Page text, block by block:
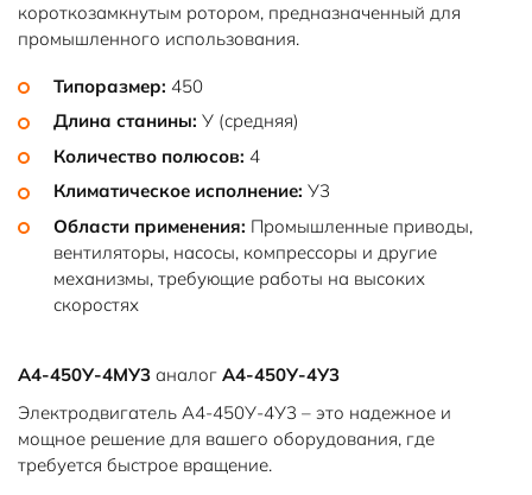
короткозамкнутым ротором, предназначенный для
промышленного использования.
Типоразмер: 450
Длина станины: У (средняя)
Количество полюсов: 4
Климатическое исполнение: У3
Области применения: Промышленные приводы,
вентиляторы, насосы, компрессоры и другие
механизмы, требующие работы на высоких
скоростях
А4-450У-4МУ3 аналог А4-450У-4У3
Электродвигатель А4-450У-4У3 – это надежное и
мощное решение для вашего оборудования, где
требуется быстрое вращение.